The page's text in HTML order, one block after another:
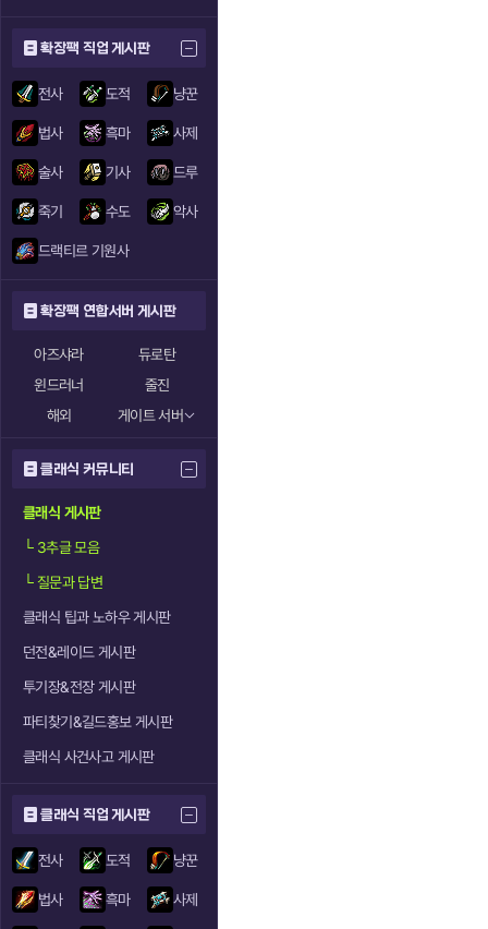
확장팩 직업 게시판
전사 도적 냥꾼
법사 흑마 사제
술사 기사 드루
죽기 수도 악사
드랙티르 기원사
확장팩 연합서버 게시판
아즈샤라
듀로탄
윈드러너
줄진
해외
게이트 서버
클래식 커뮤니티
클래식 게시판
└3추글 모음
└질문과 답변
클래식 팁과 노하우 게시판
던전&레이드 게시판
투기장&전장 게시판
파티찾기&길드홍보 게시판
클래식 사건사고 게시판
클래식 직업 게시판
전사 도적 냥꾼
법사 흑마 사제